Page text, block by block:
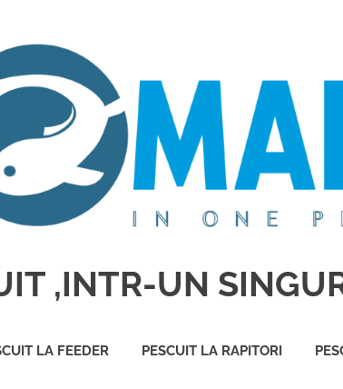
,INTR-UN
LA FEEDER PESCUIT LA RAPITORI